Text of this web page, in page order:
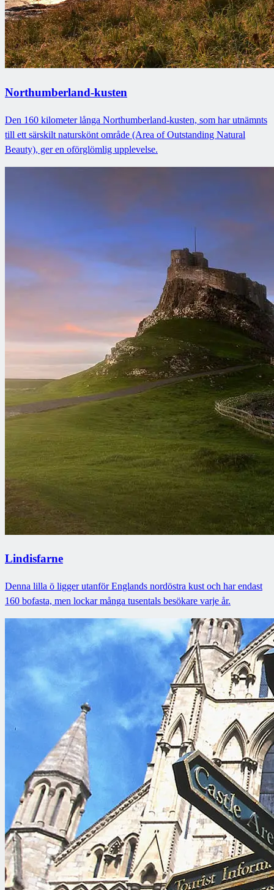
Northumberland-kusten
Den 160 kilometer långa Northumberland-kusten, som har utnämnts
till ett särskilt naturskönt område (Area of Outstanding Natural
Beauty), ger en oförglömlig upplevelse.
Lindisfarne
Denna lilla ö ligger utanför Englands nordöstra kust och har endast
160 bofasta, men lockar många tusentals besökare varje år.